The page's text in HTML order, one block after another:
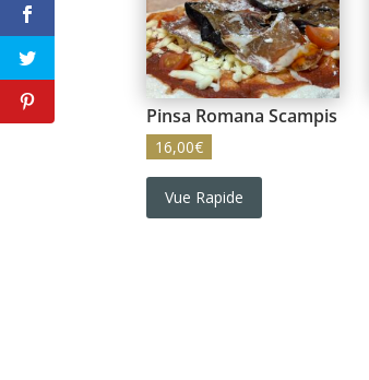
Pinsa Romana Scampis
16,00€
Vue Rapide